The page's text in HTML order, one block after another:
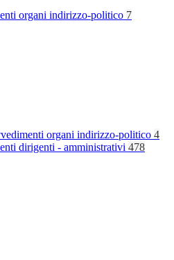
organi indirizzo-politico 7
organi indirizzo-politico 4
dirigenti - amministrativi 478